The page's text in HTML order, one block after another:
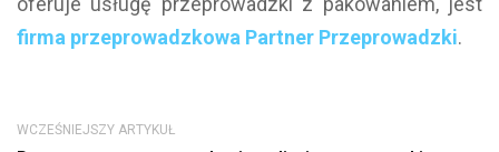
firma przeprowadzkowa Partner Przeprowadzki.
WCZEŚNIEJSZY ARTYKUŁ